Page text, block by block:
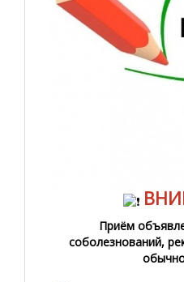
Приём
соболезнований,